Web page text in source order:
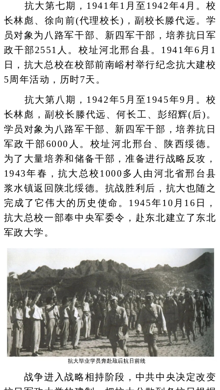
抗大第七期，1941年1月至1942年4月。校
长林彪、徐向前(代理校长)，副校长滕代远。学
员对象为八路军干部、新四军干部，培养抗日军
政干部2551人。校址河北邢台县。1941年6月1
日，抗大总校在校部前南峪村举行纪念抗大建校
5周年活动，历时7天。
抗大第八期，1942年5月至1945年9月。校
长林彪，副校长滕代远、何长工、彭绍辉(后)。
学员对象为八路军干部、新四军干部，培养抗日
军政干部6000人。校址河北邢台、陕西绥德。
为了大量培养和储备干部，准备进行战略反攻，
1943年春，抗大总校1000多人由河北省邢台县
浆水镇返回陕北绥德。抗战胜利后，抗大也随之
完成了它伟大的历史使命。1945年10月16日，
抗大总校一部奉中央军委令，赴东北建立了东北
军政大学。
战争进入战略相持阶段，中共中央决定改变